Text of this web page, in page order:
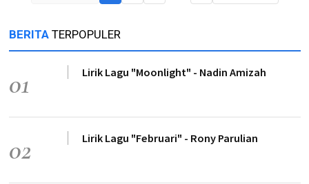
BERITA TERPOPULER
01 Lirik Lagu "Moonlight" - Nadin Amizah
02 Lirik Lagu "Februari" - Rony Parulian